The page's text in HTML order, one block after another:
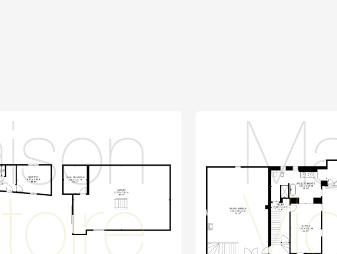
luminosité et ses extérieurs
par la piscine élégante, la façade
intérieurs spacieux — cette
de vivre en Provence. Sa
de sa rénovation en font un
clientèle exigeante.